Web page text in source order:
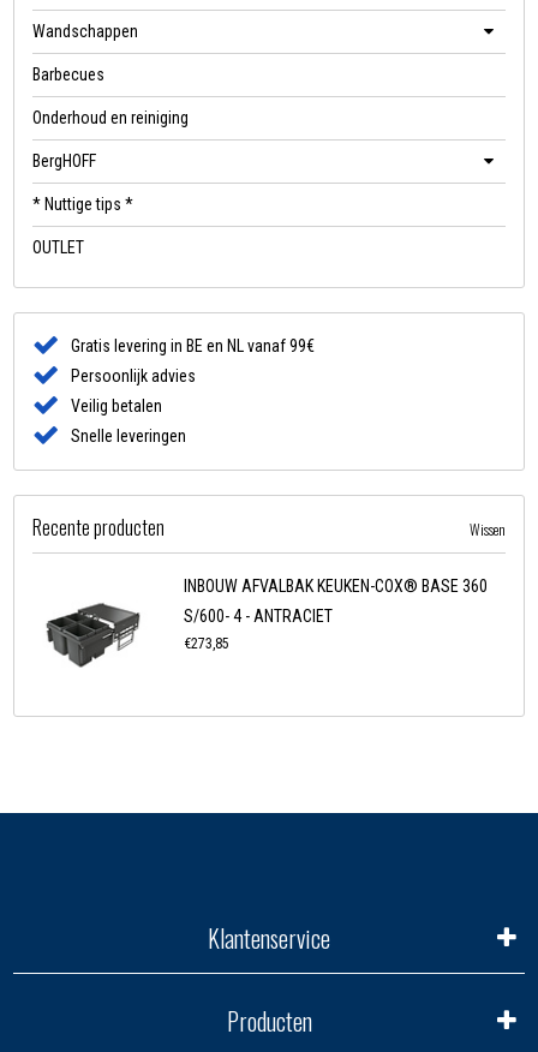
Wandschappen
Barbecues
Onderhoud en reiniging
BergHOFF
* Nuttige tips *
OUTLET
Gratis levering in BE en NL vanaf 99€
Persoonlijk advies
Veilig betalen
Snelle leveringen
Recente producten Wissen
INBOUW AFVALBAK KEUKEN-COX® BASE 360
S/600- 4 - ANTRACIET
€273,85
Klantenservice
Producten